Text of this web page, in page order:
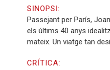
SINOPSI:
Passejant per París,
els últims 40 anys
mateix. Un viatge tan
CRÍTICA: